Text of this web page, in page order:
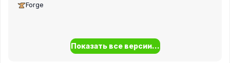
Forge
Показать все версии...